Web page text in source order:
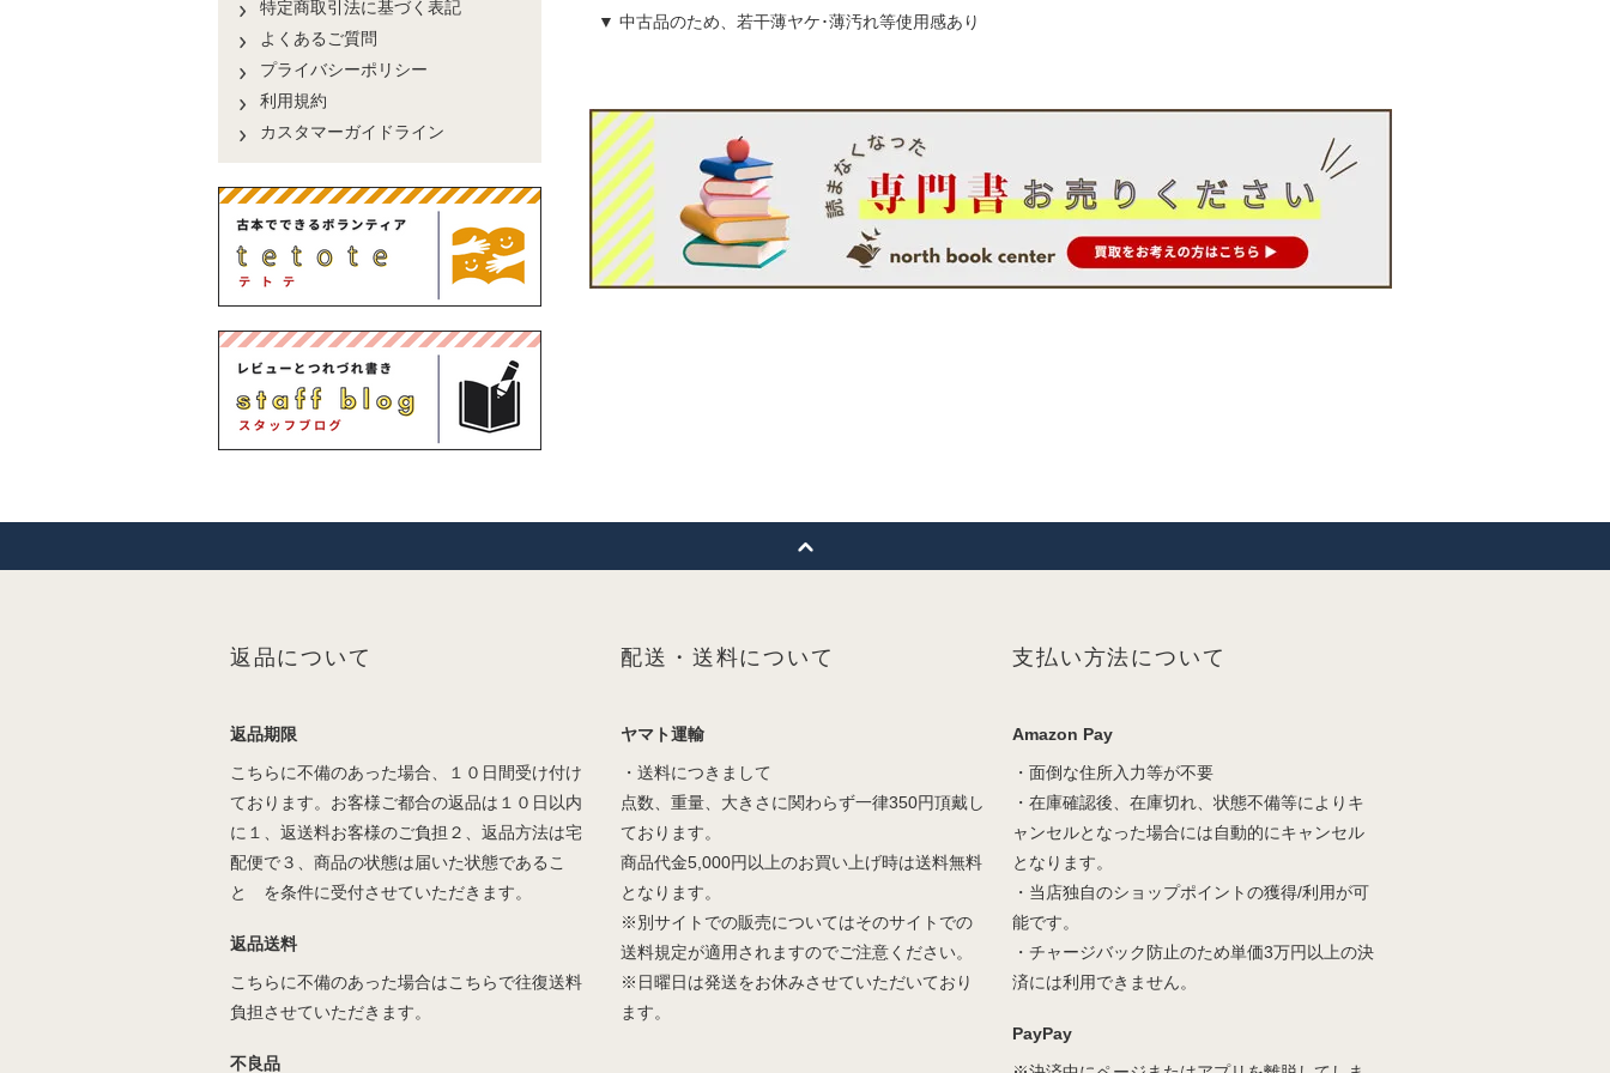
▼ 中古品のため、若干薄ヤケ･薄汚れ等使用感あり
特定商取引法に基づく表記
よくあるご質問
プライバシーポリシー
利用規約
カスタマーガイドライン
返品について
返品期限
こちらに不備のあった場合、１０日間受け付け
ております。お客様ご都合の返品は１０日以内
に１、返送料お客様のご負担２、返品方法は宅
配便で３、商品の状態は届いた状態であるこ
と を条件に受付させていただきます。
返品送料
こちらに不備のあった場合はこちらで往復送料
負担させていただきます。
不良品
配送・送料について
ヤマト運輸
・送料につきまして
点数、重量、大きさに関わらず一律350円頂戴し
ております。
商品代金5,000円以上のお買い上げ時は送料無料
となります。
※別サイトでの販売についてはそのサイトでの
送料規定が適用されますのでご注意ください。
※日曜日は発送をお休みさせていただいており
ます。
支払い方法について
Amazon Pay
・面倒な住所入力等が不要
・在庫確認後、在庫切れ、状態不備等によりキ
ャンセルとなった場合には自動的にキャンセル
となります。
・当店独自のショップポイントの獲得/利用が可
能です。
・チャージバック防止のため単価3万円以上の決
済には利用できません。
PayPay